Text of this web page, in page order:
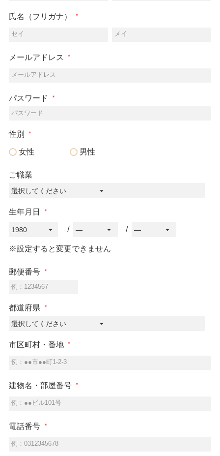
氏名（フリガナ）
セイ メイ
メールアドレス
メールアドレス
パスワード
パスワード
性別
女性 男性
ご職業
生年月日
※設定すると変更できません
郵便番号
例：1234567
都道府県
市区町村・番地
例：●●市●●町1-2-3
建物名・部屋番号
例：●●ビル101号
電話番号
例：0312345678